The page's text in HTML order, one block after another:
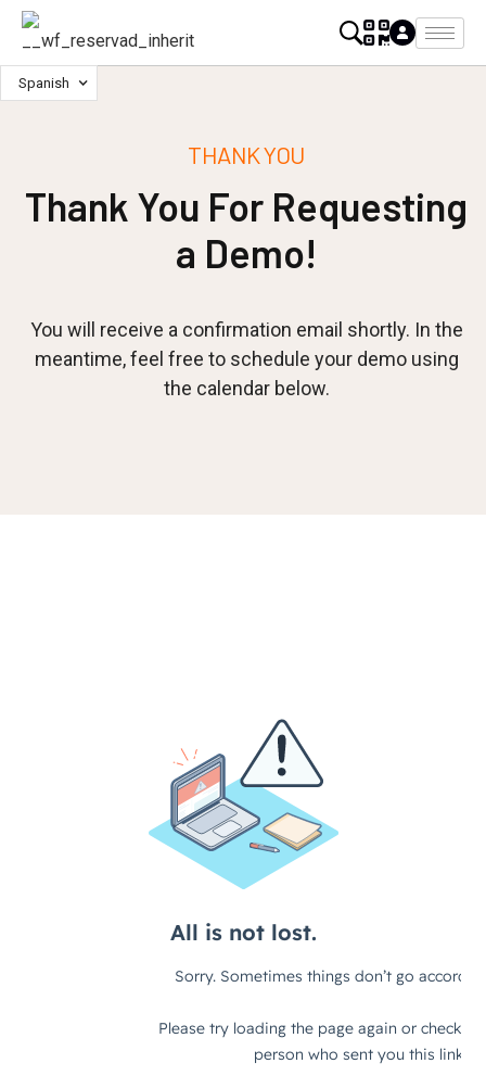
Spanish
THANK YOU
Thank You For Requesting
a Demo!
You will receive a confirmation email shortly. In the
meantime, feel free to schedule your demo using
the calendar below.